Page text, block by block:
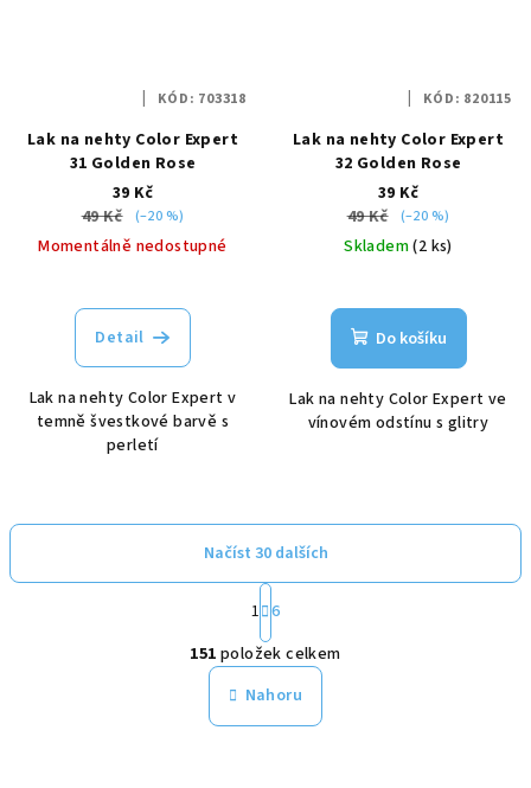
Lak na nehty Color Expert
31 Golden Rose
39 Kč
49 Kč
(–20 %)
Momentálně nedostupné
Detail
Lak na nehty Color Expert v
temně švestkové barvě s
perletí
KÓD: 703318
Lak na nehty Color Expert
32 Golden Rose
39 Kč
49 Kč
(–20 %)
Skladem(2 ks)
Do košíku
Lak na nehty Color Expert ve
vínovém odstínu s glitry
KÓD: 820115
O
v
l
á
Načíst 30 dalších
S
t
r
á
n
k
o
1 6
151 položek celkem
Nahoru